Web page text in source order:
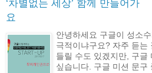
‘차별없는 세상’ 함께 만들어가
요
안녕하세요 구글이 성소
극적이냐구요? 자주 듣는
들릴 수도 있겠지만, 구글
싶습니다. 구글 미션 문구